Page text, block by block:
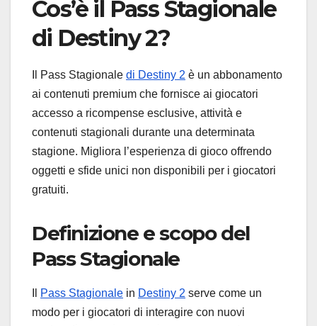
Cos’è il Pass Stagionale
di Destiny 2?
Il Pass Stagionale di Destiny 2 è un abbonamento
ai contenuti premium che fornisce ai giocatori
accesso a ricompense esclusive, attività e
contenuti stagionali durante una determinata
stagione. Migliora l’esperienza di gioco offrendo
oggetti e sfide unici non disponibili per i giocatori
gratuiti.
Definizione e scopo del
Pass Stagionale
Pass Stagionale in Destiny 2 serve come un
modo per i giocatori di interagire con nuovi